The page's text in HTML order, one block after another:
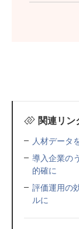
関連リン
人材データ
導入企業の
的確に
評価運用の
ルに